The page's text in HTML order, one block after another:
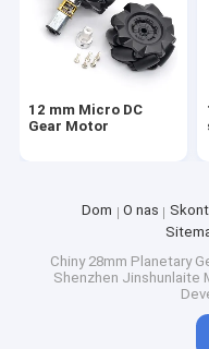
12 mm Micro DC
Gear Motor
Dom O nas
Chiny 28mm Planetary
Shenzhen Jinshunlaite